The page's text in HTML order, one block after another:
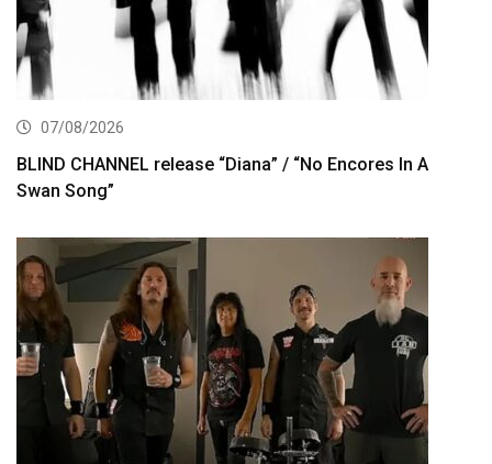
07/08/2026
BLIND CHANNEL release “Diana” / “No Encores In A
Swan Song”